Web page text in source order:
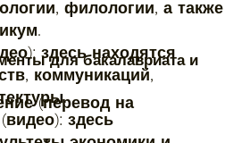
филологии, а также
здесь находятся
коммуникаций,
здесь
для бакалавриата и
(перевод на